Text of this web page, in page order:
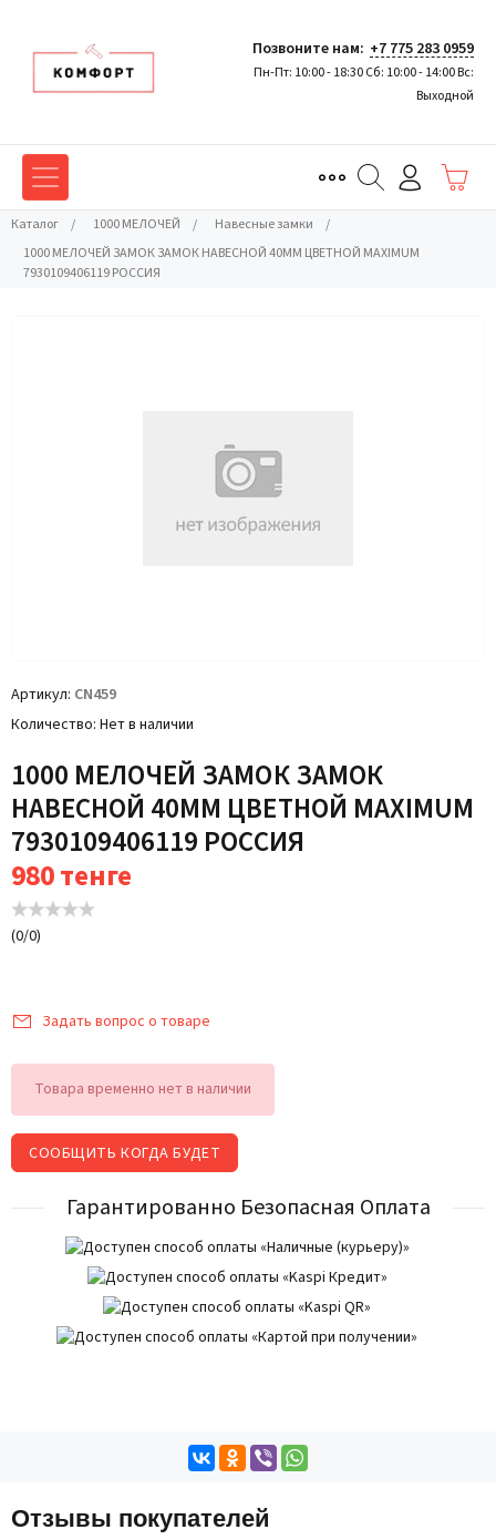
Позвоните нам: +7 775 283 0959
Пн-Пт: 10:00 - 18:30 Сб: 10:00 - 14:00 Вс:
Выходной
Каталог / 1000 МЕЛОЧЕЙ / Навесные замки
/
1000 МЕЛОЧЕЙ ЗАМОК ЗАМОК НАВЕСНОЙ 40ММ ЦВЕТНОЙ MAXIMUM
7930109406119 РОССИЯ
Артикул CN459
Количество Нет в наличии
1000 МЕЛОЧЕЙ ЗАМОК ЗАМОК
НАВЕСНОЙ 40ММ ЦВЕТНОЙ MAXIMUM
7930109406119 РОССИЯ
980тенге
(0/0)
Задать вопрос о товаре
Товара временно нет в наличии
СООБЩИТЬ КОГДА БУДЕТ
Гарантированно Безопасная Оплата
Отзывы покупателей